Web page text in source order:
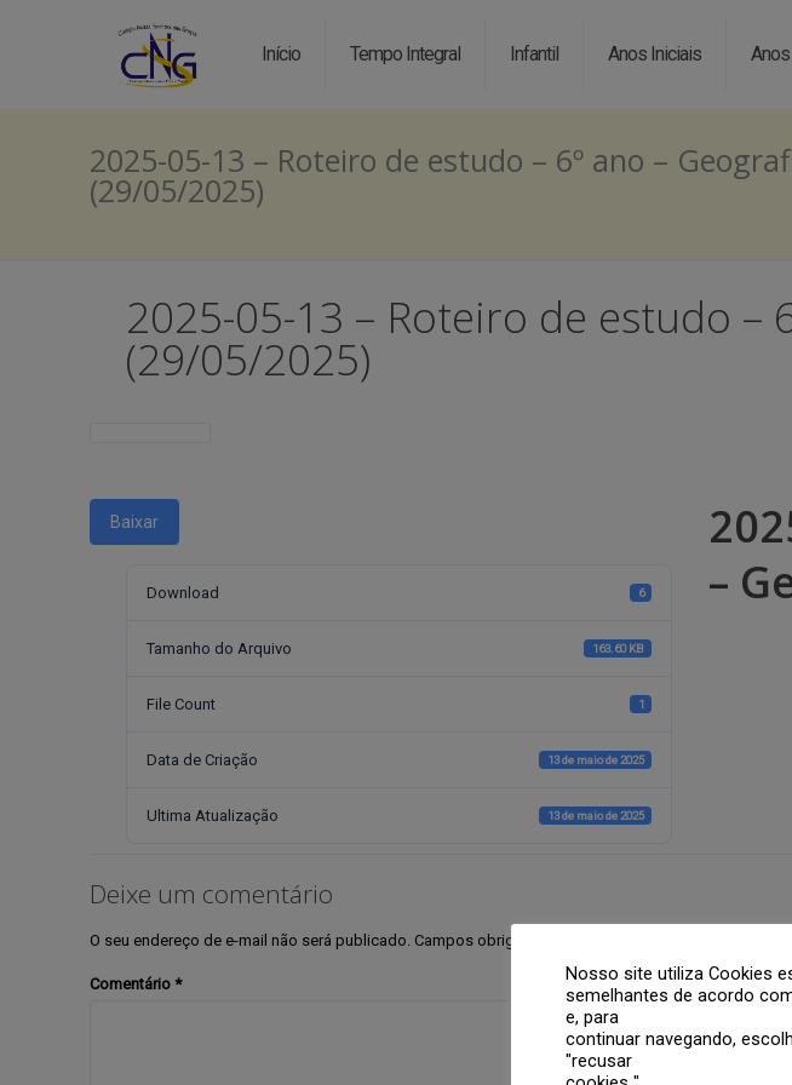
Início Tempo Integral Infantil Anos Iniciais
2025-05-13 – Roteiro de estudo – 6º ano –
(29/05/2025)
2025-05-13 – Roteiro de estudo –
(29/05/2025)
Baixar
Download 6
Tamanho do Arquivo 163.60 KB
File Count 1
Data de Criação 13 de maio de 2025
Ultima Atualização 13 de maio de 2025
–
Deixe um comentário
O seu endereço de e-mail não será publicado. Campos obrigatórios são marcados com
Comentário *
Nosso site utiliza Cookies
semelhantes de acordo
e, para
continuar navegando,
"recusar